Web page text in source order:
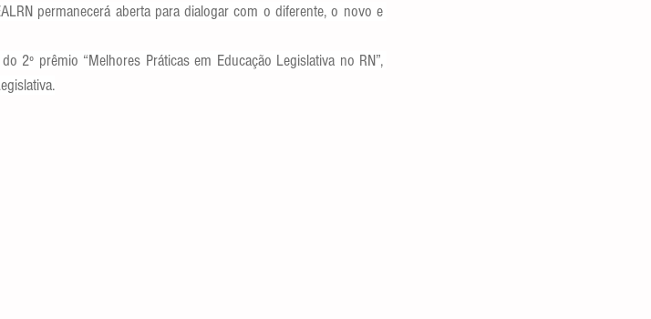
permanecerá aberta para dialogar com o diferente, o novo e
2º prêmio “Melhores Práticas em Educação Legislativa no RN”,